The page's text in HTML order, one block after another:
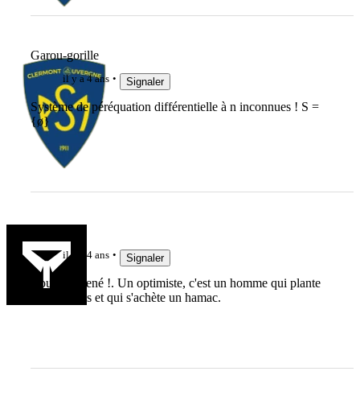
Garou-gorille
il y a 4 ans Signaler
Système de péréquation différentielle à n inconnues ! S =
{ø}
il y a 4 ans Signaler
Courage René !. Un optimiste, c'est un homme qui plante
deux glands et qui s'achète un hamac.